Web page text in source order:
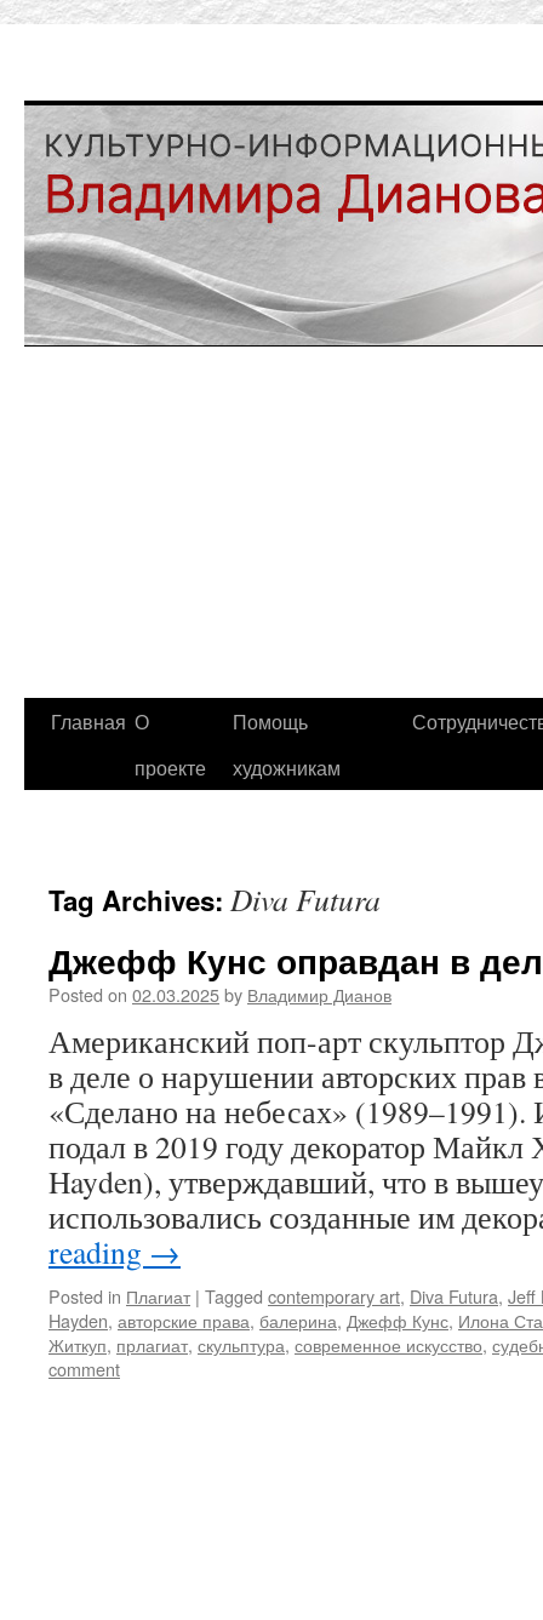
Главная О
проекте
Помощь
художникам
Tag Archives: Diva Futura
Джефф Кунс оправдан в
Posted on 02.03.2025by Владимир Дианов
Американский поп-арт скульптор
в деле о нарушении авторских прав
«Сделано на небесах» (1989–1991).
подал в 2019 году декоратор
Hayden), утверждавший, что в
использовались созданные им
reading →
Posted in Плагиат | Tagged contemporary art, Diva Futura, Jeff
Hayden, авторские права, балерина, Джефф Кунс, Илона
Житкуп, прлагиат, скульптура, современное искусство,
comment